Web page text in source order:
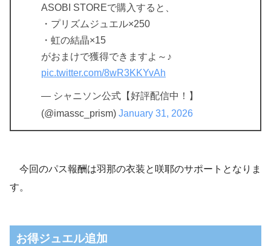
ASOBI STOREで購入すると、
・プリズムジュエル×250
・虹の結晶×15
がおまけで獲得できますよ～♪
pic.twitter.com/8wR3KKYvAh
— シャニソン公式【好評配信中！】
(@imassc_prism) January 31, 2026
今回のパス報酬は羽那の衣装と咲耶のサポートとなりま
す。
お得ジュエル追加